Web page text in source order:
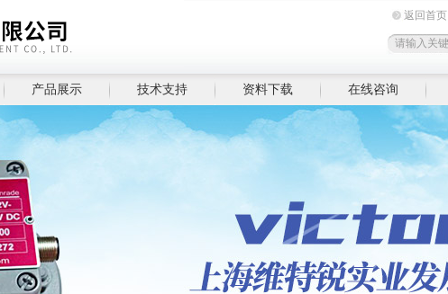
返回首页
产品展示 技术支持 资料下载 在线咨询